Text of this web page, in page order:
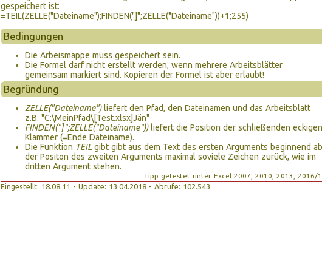
gespeichert ist:
=TEIL(ZELLE("Dateiname");FINDEN("]";ZELLE("Dateiname"))+1;255)
Bedingungen
Die Arbeismappe muss gespeichert sein.
Die Formel darf nicht erstellt werden, wenn mehrere Arbeitsblätter
gemeinsam markiert sind. Kopieren der Formel ist aber erlaubt!
Begründung
ZELLE("Dateiname")liefert den Pfad, den Dateinamen und das Arbeitsblatt
z.B. "C:\MeinPfad\[Test.xlsx]Jän"
FINDEN("]";ZELLE("Dateiname"))liefert die Position der schließenden eckigen
Klammer (=Ende Dateiname).
Die Funktion TEIL gibt gibt aus dem Text des ersten Arguments beginnend ab
der Positon des zweiten Arguments maximal soviele Zeichen zurück, wie im
dritten Argument stehen.
Tipp getestet unter Excel 2007, 2010, 2013, 2016/
Eingestellt: 18.08.11 - Update: 13.04.2018 - Abrufe: 102.543